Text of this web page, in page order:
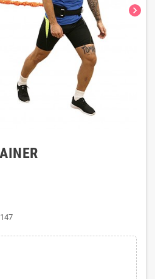
chevron_right